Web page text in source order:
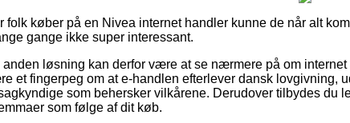
folk køber på en Nivea internet handler kunne de når alt
gange ikke super interessant.
anden løsning kan derfor være at se nærmere på om
et fingerpeg om at e-handlen efterlever dansk lovgivning,
som behersker vilkårene. Derudover tilbydes du
som følge af dit køb.